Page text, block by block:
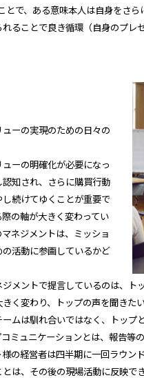
で、ある意味本人は自身をさ
ることで良き循環（自身のプレ
ーの実現のための日々の
ーの明確化が必要になっ
知され、さらに購買行動
続けてゆくことが重要で
の軸が大きく変わってい
ネジメントは、ミッショ
活動に参画しているかど
メントで提言しているのは、
く変わり、トップの声を聞き
ムは馴れ合いではなく、トッ
ミュニケーションとは、報告
の経営者は四半期に一回ラウ
は、その後の現場活動に反映